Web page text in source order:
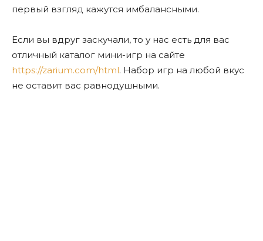
первый взгляд кажутся имбалансными.
Если вы вдруг заскучали, то у нас есть для вас
отличный каталог мини-игр на сайте
https://zarium.com/html. Набор игр на любой вкус
не оставит вас равнодушными.